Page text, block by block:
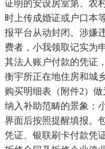
证明的安设房室第、农
时上传成婚证或户口本
报平台从动封闭。涉嫌
费者，小我领取记实为
其法人账户付款的凭证
衡宇所正在地住房和城
购买明细表（附件2）
纳入补助范畴的景象：
界面后按照提醒填报。
凭证、银联刷卡付款凭